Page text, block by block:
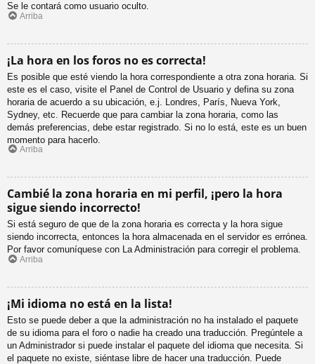
Se le contará como usuario oculto.
Arriba
¡La hora en los foros no es correcta!
Es posible que esté viendo la hora correspondiente a otra zona horaria. Si
este es el caso, visite el Panel de Control de Usuario y defina su zona
horaria de acuerdo a su ubicación, e.j. Londres, París, Nueva York,
Sydney, etc. Recuerde que para cambiar la zona horaria, como las
demás preferencias, debe estar registrado. Si no lo está, este es un buen
momento para hacerlo.
Arriba
Cambié la zona horaria en mi perfil, ¡pero la hora
sigue siendo incorrecto!
Si está seguro de que de la zona horaria es correcta y la hora sigue
siendo incorrecta, entonces la hora almacenada en el servidor es errónea.
Por favor comuníquese con La Administración para corregir el problema.
Arriba
¡Mi idioma no está en la lista!
Esto se puede deber a que la administración no ha instalado el paquete
de su idioma para el foro o nadie ha creado una traducción. Pregúntele a
un Administrador si puede instalar el paquete del idioma que necesita. Si
el paquete no existe, siéntase libre de hacer una traducción. Puede